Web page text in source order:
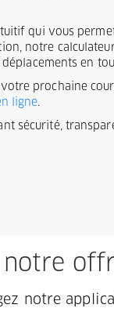
qui vous
notre
en
prochaine
ligne.
sécurité,
notre
notre